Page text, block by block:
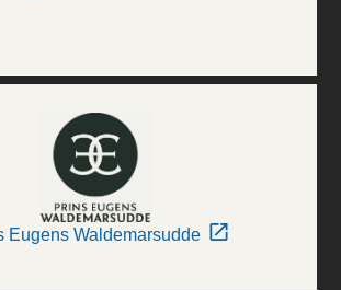
Eugens Waldemarsudde